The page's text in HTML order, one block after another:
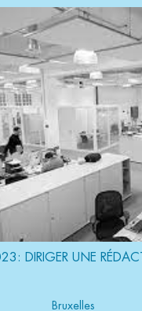
DIRIGER UNE
Bruxelles